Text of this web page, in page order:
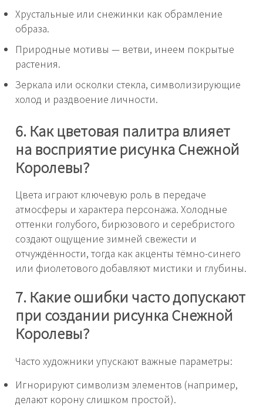
Хрустальные или снежинки как обрамление
образа.
Природные мотивы — ветви, инеем покрытые
растения.
Зеркала или осколки стекла, символизирующие
холод и раздвоение личности.
6. Как цветовая палитра влияет
на восприятие рисунка Снежной
Королевы?
Цвета играют ключевую роль в передаче
атмосферы и характера персонажа. Холодные
оттенки голубого, бирюзового и серебристого
создают ощущение зимней свежести и
отчуждённости, тогда как акценты тёмно-синего
или фиолетового добавляют мистики и глубины.
7. Какие ошибки часто допускают
при создании рисунка Снежной
Королевы?
Часто художники упускают важные параметры:
Игнорируют символизм элементов (например,
делают корону слишком простой).